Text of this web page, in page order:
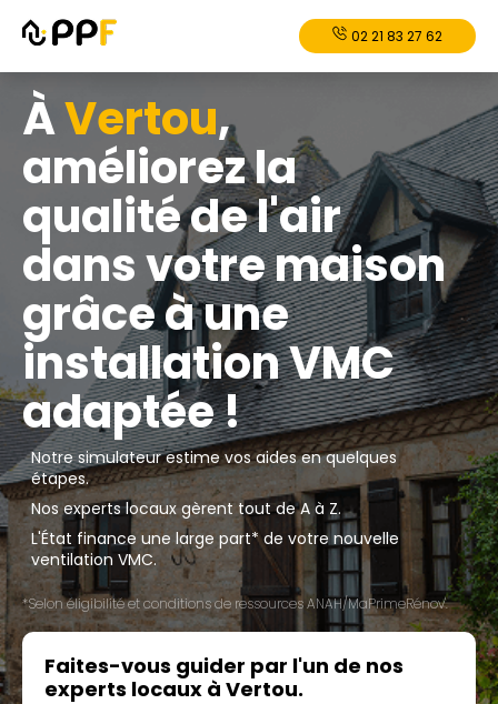
02 21 83 27 62
ÀVertou,
améliorez la
qualité de l'air
dans votre maison
grâce à une
installation VMC
adaptée !
Notre simulateur estime vos aides en quelques
étapes.
Nos experts locaux gèrent tout de A à Z.
L'État finance une large part* de votre nouvelle
ventilation VMC.
*Selon éligibilité et conditions de ressources ANAH/MaPrimeRénov'.
Faites-vous guider par l'un de nos
experts locaux à Vertou.